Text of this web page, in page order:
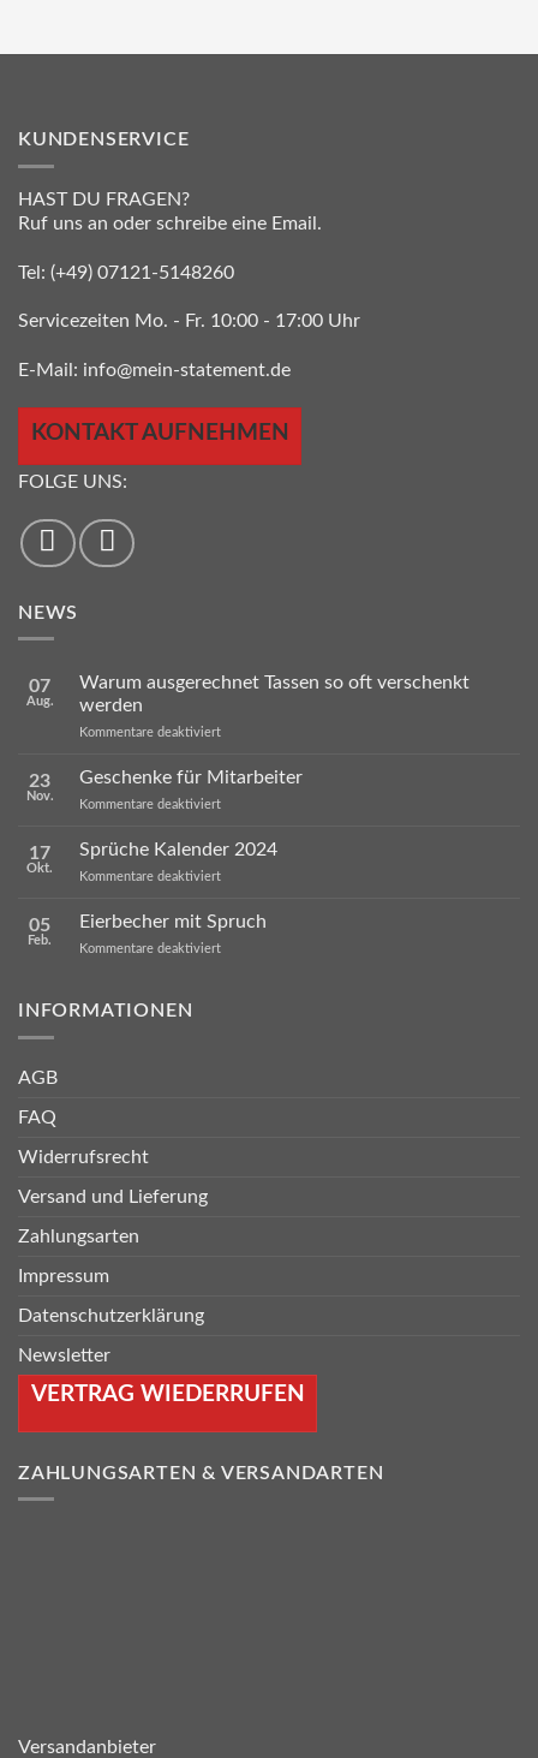
KUNDENSERVICE
HAST DU FRAGEN?
Ruf uns an oder schreibe eine Email.
Tel: (+49) 07121-5148260
Servicezeiten Mo. - Fr. 10:00 - 17:00 Uhr
E-Mail: info@mein-statement.de
KONTAKT AUFNEHMEN
FOLGE UNS:
NEWS
07
Aug.
Warum ausgerechnet Tassen so oft verschenkt
werden
Kommentare deaktiviertfür
Tassen
so
werden
23
Nov.
Geschenke für Mitarbeiter
Kommentare deaktiviertfür
Mitarbeiter
17
Okt.
Sprüche Kalender 2024
Kommentare deaktiviertfür
2024
05
Feb.
Eierbecher mit Spruch
Kommentare deaktiviertfür
INFORMATIONEN
AGB
FAQ
Widerrufsrecht
Versand und Lieferung
Zahlungsarten
Impressum
Datenschutzerklärung
Newsletter
VERTRAG WIEDERRUFEN
ZAHLUNGSARTEN & VERSANDARTEN
Versandanbieter